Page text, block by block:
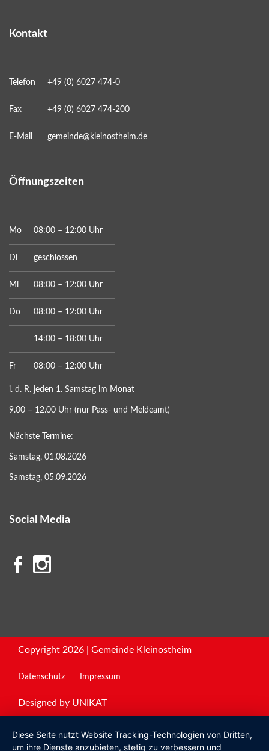
Kontakt
Telefon +49 (0) 6027 474-0
Fax +49 (0) 6027 474-200
E-Mail gemeinde@kleinostheim.de
Öffnungszeiten
Mo 08:00 – 12:00 Uhr
Di geschlossen
Mi 08:00 – 12:00 Uhr
Do 08:00 – 12:00 Uhr
14:00 – 18:00 Uhr
Fr 08:00 – 12:00 Uhr
i. d. R. jeden 1. Samstag im Monat
9.00 – 12.00 Uhr (nur Pass- und Meldeamt)
Nächste Termine:
Samstag, 01.08.2026
Samstag, 05.09.2026
Social Media
Copyright 2026 | Gemeinde Kleinostheim
Datenschutz Impressum
Designed by UNIKAT
Diese Seite nutzt Website Tracking-Technologien von Dritten,
um ihre Dienste anzubieten, stetig zu verbessern und